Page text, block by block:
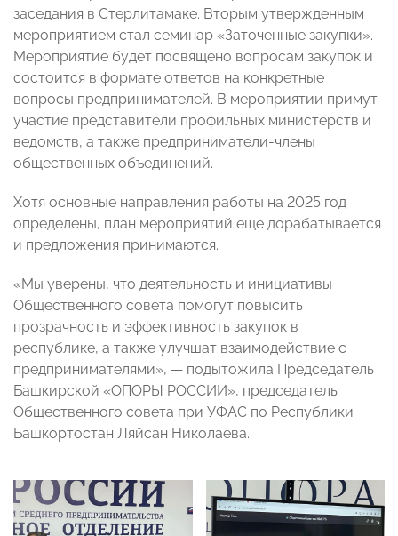
заседания в Стерлитамаке. Вторым утвержденным
мероприятием стал семинар «Заточенные закупки».
Мероприятие будет посвящено вопросам закупок и
состоится в формате ответов на конкретные
вопросы предпринимателей. В мероприятии примут
участие представители профильных министерств и
ведомств, а также предприниматели-члены
общественных объединений.
Хотя основные направления работы на 2025 год
определены, план мероприятий еще дорабатывается
и предложения принимаются.
«Мы уверены, что деятельность и инициативы
Общественного совета помогут повысить
прозрачность и эффективность закупок в
республике, а также улучшат взаимодействие с
предпринимателями», — подытожила Председатель
Башкирской «ОПОРЫ РОССИИ», председатель
Общественного совета при УФАС по Республики
Башкортостан Ляйсан Николаева.